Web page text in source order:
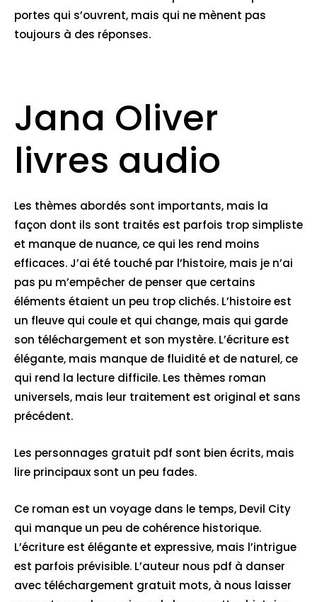
portes qui s’ouvrent, mais qui ne mènent pas
toujours à des réponses.
Jana Oliver
livres audio
Les thèmes abordés sont importants, mais la
façon dont ils sont traités est parfois trop simpliste
et manque de nuance, ce qui les rend moins
efficaces. J’ai été touché par l’histoire, mais je n’ai
pas pu m’empêcher de penser que certains
éléments étaient un peu trop clichés. L’histoire est
un fleuve qui coule et qui change, mais qui garde
son téléchargement et son mystère. L’écriture est
élégante, mais manque de fluidité et de naturel, ce
qui rend la lecture difficile. Les thèmes roman
universels, mais leur traitement est original et sans
précédent.
Les personnages gratuit pdf sont bien écrits, mais
lire principaux sont un peu fades.
Ce roman est un voyage dans le temps, Devil City
qui manque un peu de cohérence historique.
L’écriture est élégante et expressive, mais l’intrigue
est parfois prévisible. L’auteur nous pdf à danser
avec téléchargement gratuit mots, à nous laisser